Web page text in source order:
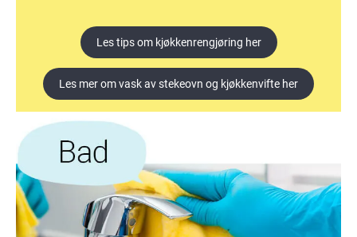
Les tips om kjøkkenrengjøring her
Les mer om vask av stekeovn og kjøkkenvifte her